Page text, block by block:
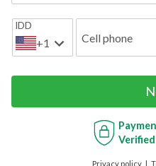
IDD
+1 Cell phone
Privacy policy